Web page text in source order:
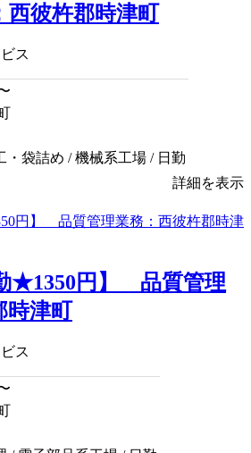
西彼杵郡時津町
ス
・袋詰め / 機械系工場 / 日勤
詳細を表示
★1350円】 品質管理
時津町
ス